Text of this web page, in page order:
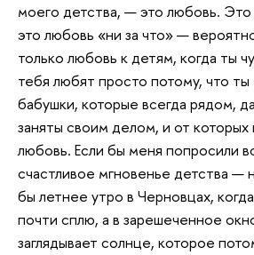
моего детства, — это любовь.
это любовь «ни за что» —
только любовь к детям, когда ты
тебя любят просто потому, что
бабушки, которые всегда рядом,
заняты своим делом, и от
любовь. Если бы меня попросили
счастливое мгновенье детства —
бы летнее утро в Черновцах,
почти сплю, а в зарешеченное
заглядывает солнце, которое